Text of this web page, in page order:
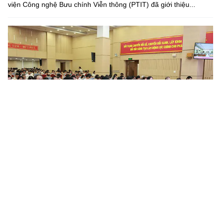
viện Công nghệ Bưu chính Viễn thông (PTIT) đã giới thiệu...